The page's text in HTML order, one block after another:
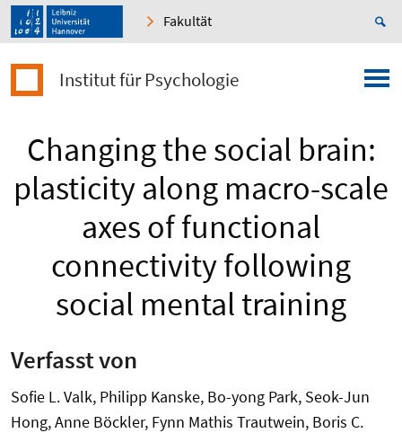
Fakultät
Institut für Psychologie
Changing the social brain:
plasticity along macro-scale
axes of functional
connectivity following
social mental training
Verfasst von
Sofie L. Valk, Philipp Kanske, Bo-yong Park, Seok-Jun
Hong, Anne Böckler, Fynn Mathis Trautwein, Boris C.